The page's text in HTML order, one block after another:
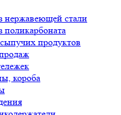
нержавеющей стали
поликарбоната
продуктов
короба